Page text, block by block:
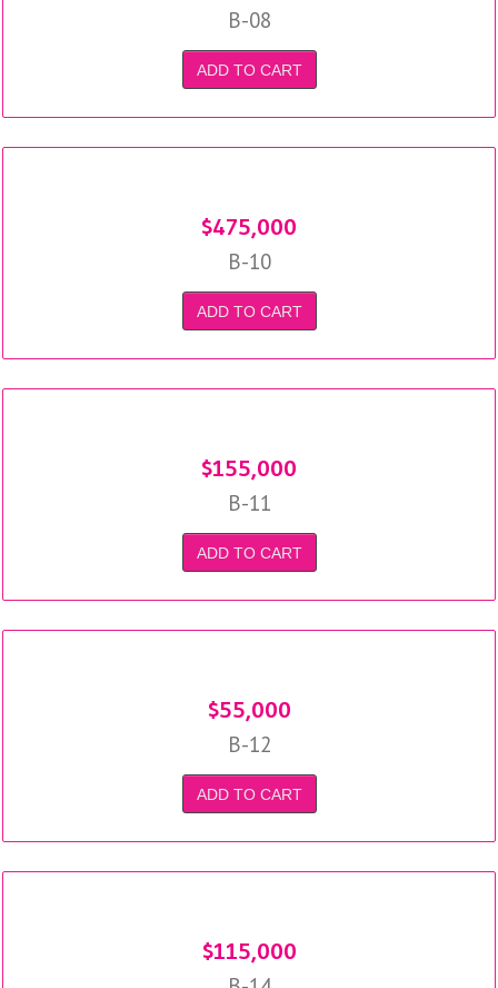
B-08
ADD TO CART
$475,000
B-10
ADD TO CART
$155,000
B-11
ADD TO CART
$55,000
B-12
ADD TO CART
$115,000